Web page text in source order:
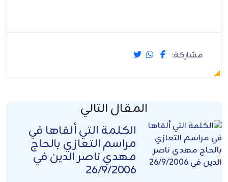
مشاركة:
المقال التالي
الكلمة التي ألقاها في
مراسم التعازي بالحاج
مهدي ناصر الدين في
26/9/2006